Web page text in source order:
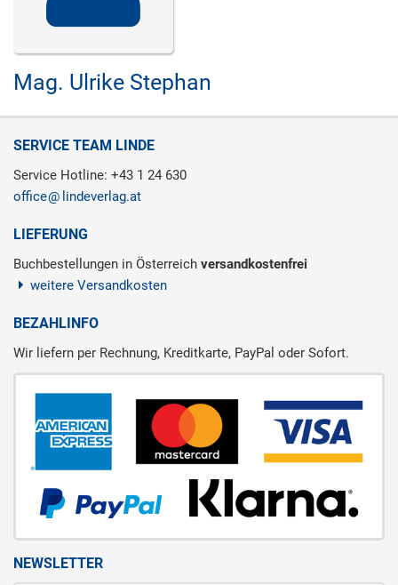
Mag. Ulrike Stephan
SERVICE TEAM LINDE
Service Hotline: +43 1 24 630
office
lindeverlag.at
LIEFERUNG
Buchbestellungen in Österreich versandkostenfrei
weitere Versandkosten
BEZAHLINFO
Wir liefern per Rechnung, Kreditkarte, PayPal oder Sofort.
NEWSLETTER